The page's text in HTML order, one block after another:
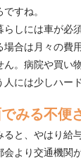
すね。
らしには車が必
場合は月々の費
ん。病院や買い
人には少しハー
みる不便
ると、やはり給
会より交通機関